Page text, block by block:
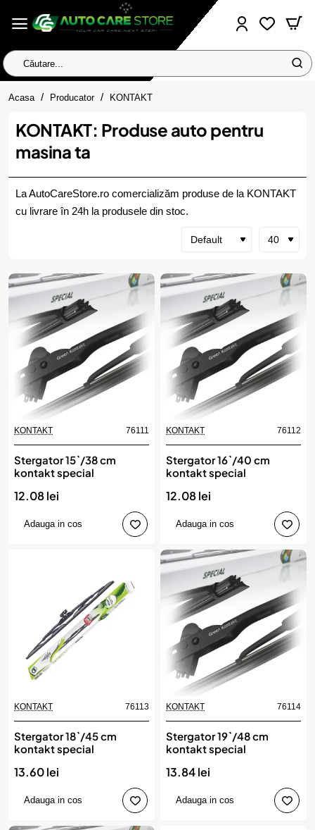
Căutare...
Acasa homeProducator KONTAKT
KONTAKT: Produse auto pentru
masina ta
La AutoCareStore.ro comercializăm produse de la KONTAKT
cu livrare în 24h la produsele din stoc.
KONTAKT 76111
Stergator 15`/38 cm
kontakt special
12.08 lei
Adauga in cos
KONTAKT 76112
Stergator 16`/40 cm
kontakt special
12.08 lei
Adauga in cos
KONTAKT 76113
Stergator 18`/45 cm
kontakt special
13.60 lei
Adauga in cos
KONTAKT 76114
Stergator 19`/48 cm
kontakt special
13.84 lei
Adauga in cos